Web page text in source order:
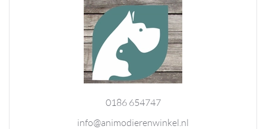
0186 654747
info@animodierenwinkel.nl